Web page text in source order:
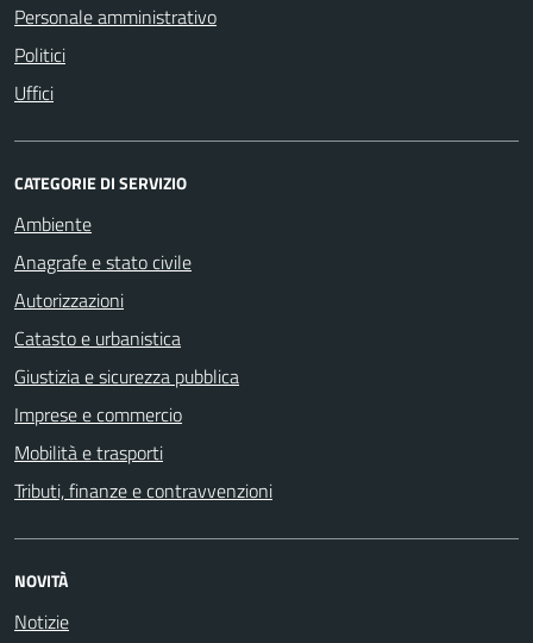
Personale amministrativo
Politici
Uffici
CATEGORIE DI SERVIZIO
Ambiente
Anagrafe e stato civile
Autorizzazioni
Catasto e urbanistica
Giustizia e sicurezza pubblica
Imprese e commercio
Mobilità e trasporti
Tributi, finanze e contravvenzioni
NOVITÀ
Notizie